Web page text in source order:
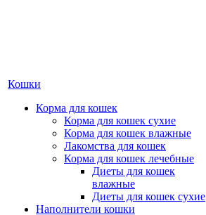
Кошки
Корма для кошек
Корма для кошек сухие
Корма для кошек влажные
Лакомства для кошек
Корма для кошек лечебные
Диеты для кошек
влажные
Диеты для кошек сухие
Наполнители кошки